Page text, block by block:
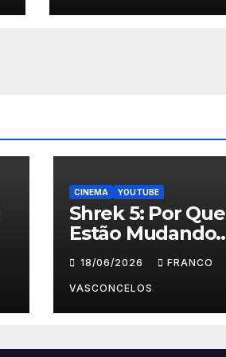
CINEMA YOUTUBE
Shrek 5: Por Que
Estão Mudando
Tudo?
18/06/2026 FRANCO
VASCONCELOS